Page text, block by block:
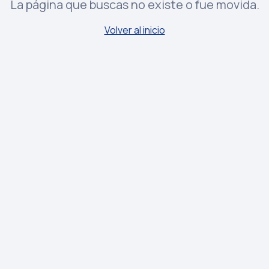
La página que buscas no existe o fue movida.
Volver al inicio